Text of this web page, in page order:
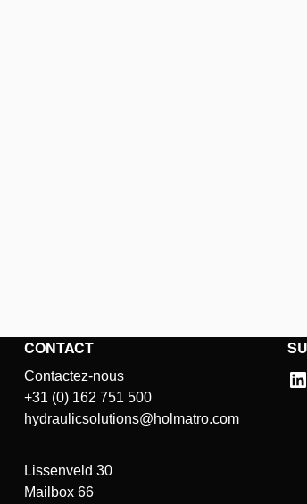
CONTACT
Contactez-nous
+31 (0) 162 751 500
hydraulicsolutions@holmatro.com
Lissenveld 30
Mailbox 66